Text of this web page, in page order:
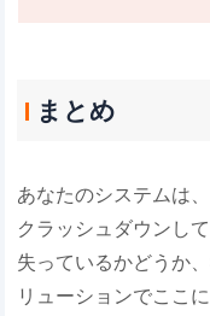
まとめ
あなたのシステムは
クラッシュダウンし
失っているかどうか
リューションでここ